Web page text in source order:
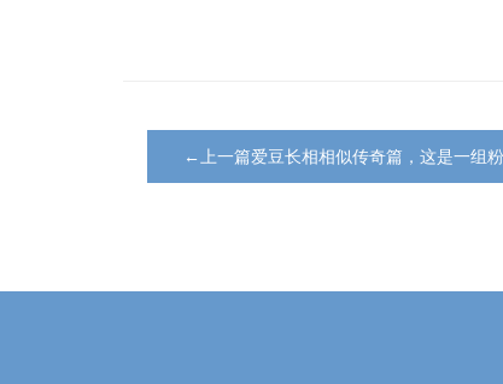
←上一篇爱豆长相相似传奇篇，这是一组